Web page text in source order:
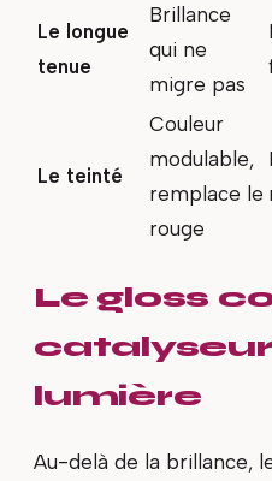
Le longue
tenue
Brillance
qui ne
migre pas
Le teinté
Couleur
modulable,
remplace le
rouge
Le gloss
lumière
Au-delà de la brillance,